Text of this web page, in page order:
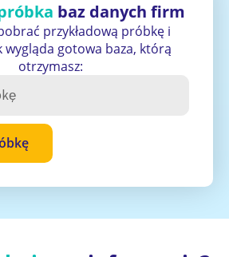
baz danych firm
przykładową próbkę i
wygląda gotowa baza, którą
otrzymasz: